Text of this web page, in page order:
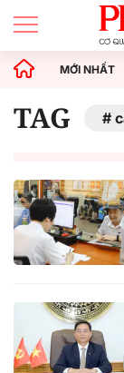
MỚI NHẤT
TAG